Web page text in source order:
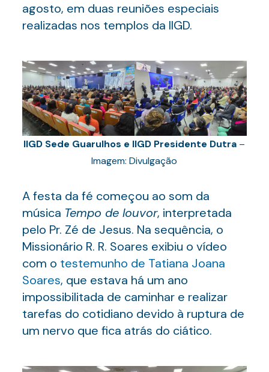
agosto, em duas reuniões especiais
realizadas nos templos da IIGD.
IIGD Sede Guarulhos e IIGD Presidente Dutra –
Imagem: Divulgação
A festa da fé começou ao som da
música Tempo de louvor, interpretada
pelo Pr. Zé de Jesus. Na sequência, o
Missionário R. R. Soares exibiu o vídeo
com o testemunho de Tatiana Joana
Soares, que estava há um ano
impossibilitada de caminhar e realizar
tarefas do cotidiano devido à ruptura de
um nervo que fica atrás do ciático.